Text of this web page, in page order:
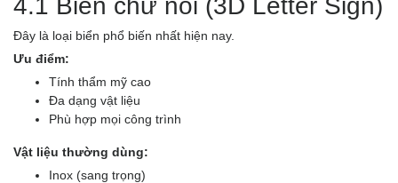
4.1 Biển chữ nổi (3D Letter Sign)
Đây là loại biển phổ biến nhất hiện nay.
Ưu điểm:
Tính thẩm mỹ cao
Đa dạng vật liệu
Phù hợp mọi công trình
Vật liệu thường dùng:
Inox (sang trọng)